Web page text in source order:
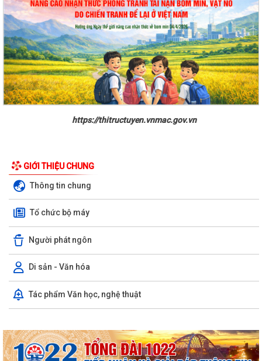
https://thitructuyen.vnmac.gov.vn
GIỚI THIỆU CHUNG
Thông tin chung
Tổ chức bộ máy
Người phát ngôn
Di sản - Văn hóa
Tác phẩm Văn học, nghệ thuật